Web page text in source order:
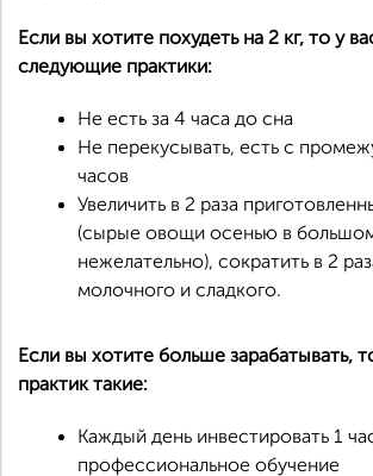
Если вы хотите похудеть на 2 кг, то у
следующие практики:
Не есть за 4 часа до сна
Не перекусывать, есть с
часов
Увеличить в 2 раза
(сырые овощи осенью в
нежелательно), сократить в 2
молочного и сладкого.
Если вы хотите больше зарабатывать,
практик такие:
Каждый день инвестировать 1
профессиональное обучение